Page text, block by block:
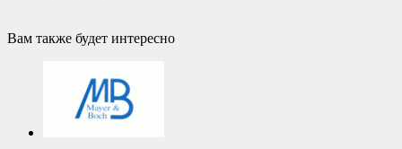
Вам также будет интересно